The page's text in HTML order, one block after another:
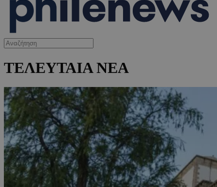
ΤΕΛΕΥΤΑΙΑ ΝΕΑ